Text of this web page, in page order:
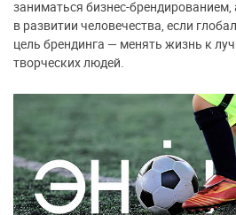
заниматься бизнес-брендированием,
в развитии человечества, если
цель брендинга — менять жизнь к
творческих людей.